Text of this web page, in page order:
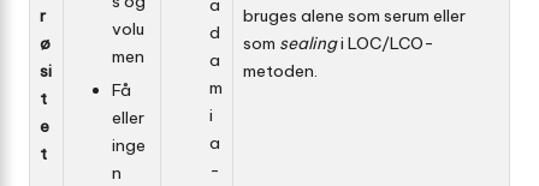
r
ø
si
t
e
t
volu
men
Få
eller
inge
n
a
d
a
m
i
a
­
bruges alene som serum eller
som sealingi LOC/LCO-
metoden.